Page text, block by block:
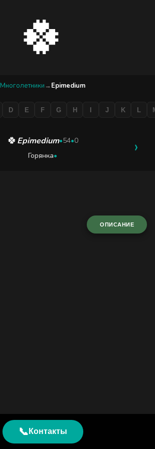
🍀
Многолетники→ Epimedium
D E F G H I J K L
🍀Epimedium•54•0
Горянка• ›
ОПИСАНИЕ
📞 Контакты